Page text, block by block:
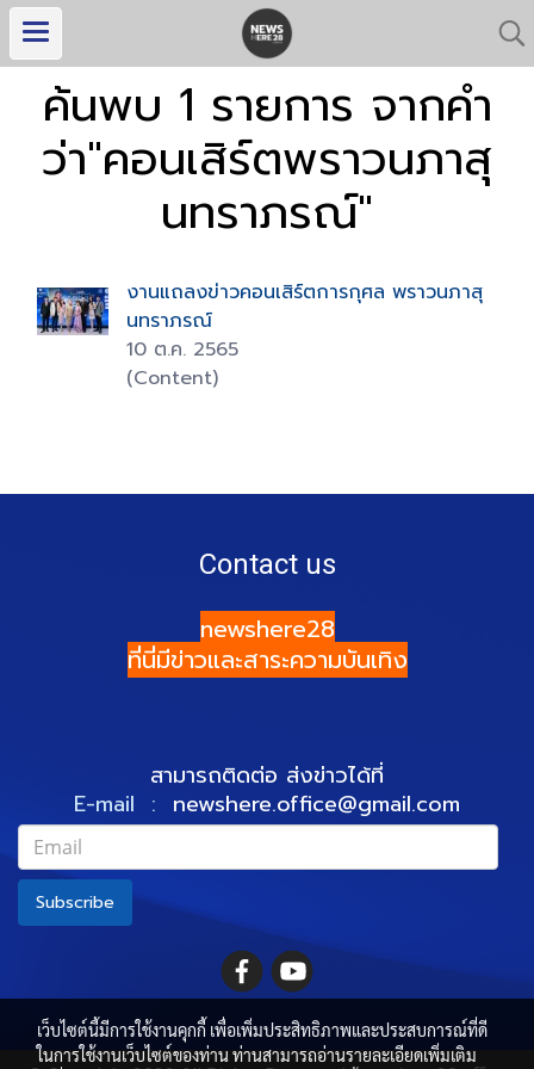
ค้นพบ 1 รายการ จากคำ
ว่า"คอนเสิร์ตพราวนภาสุ
นทราภรณ์"
งานแถลงข่าวคอนเสิร์ตการกุศล พราวนภาสุ
นทราภรณ์
10 ต.ค. 2565
(Content)
Contact us
newshere28
ที่นี่มีข่าวและสาระความบันเทิง
สามารถติดต่อ ส่งข่าวได้ที่
E-mail : newshere.office@gmail.com
Subscribe
เว็บไซต์นี้มีการใช้งานคุกกี้ เพื่อเพิ่มประสิทธิภาพและประสบการณ์ที่ดี
ในการใช้งานเว็บไซต์ของท่าน ท่านสามารถอ่านรายละเอียดเพิ่มเติม